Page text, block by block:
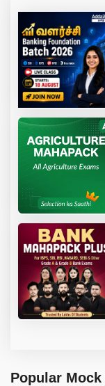
Popular